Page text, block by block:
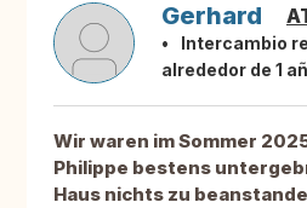
Gerhard
Intercambio
alrededor de 1
Wir waren im Sommer
Philippe bestens
Haus nichts zu